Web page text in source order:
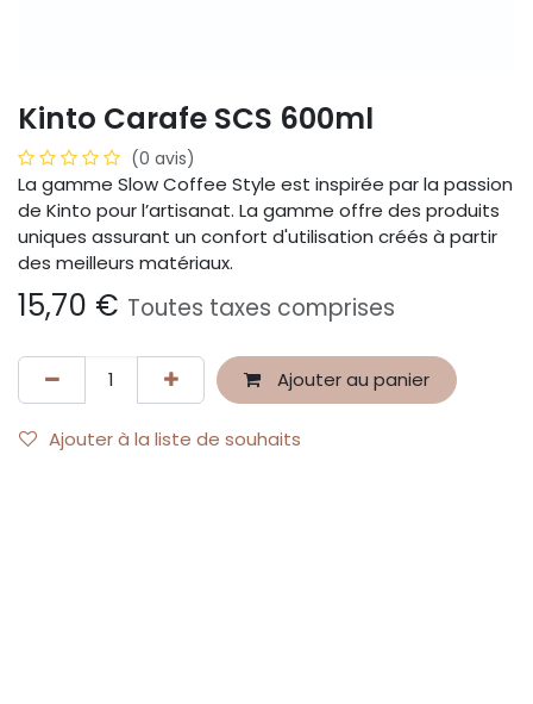
Kinto Carafe SCS 600ml
(0 avis)
La gamme Slow Coffee Style est inspirée par la passion
de Kinto pour l’artisanat. La gamme offre des produits
uniques assurant un confort d'utilisation créés à partir
des meilleurs matériaux.
15,70 € Toutes taxes comprises
Ajouter au panier
Ajouter à la liste de souhaits